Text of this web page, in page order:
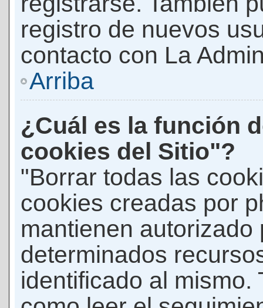
registro de nuevos
contacto con La
Arriba
¿Cuál es la función
cookies del Sitio"?
"Borrar todas las
cookies creadas por
mantienen autorizado
determinados
identificado al mismo.